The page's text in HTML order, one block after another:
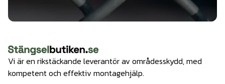
Vi är en rikstäckande leverantör av områdesskydd, med
kompetent och effektiv montagehjälp.